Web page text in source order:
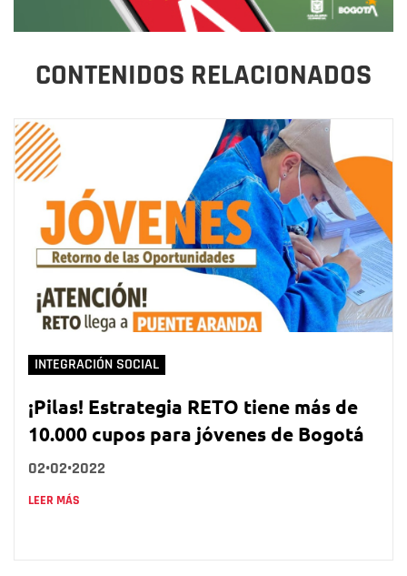
CONTENIDOS RELACIONADOS
INTEGRACIÓN SOCIAL
¡Pilas! Estrategia RETO tiene más de
10.000 cupos para jóvenes de Bogotá
02•02•2022
LEER MÁS